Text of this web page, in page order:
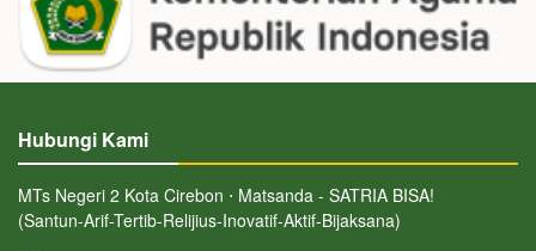
Hubungi Kami
MTs Negeri 2 Kota Cirebon ⋅ Matsanda - SATRIA BISA!
(Santun-Arif-Tertib-Relijius-Inovatif-Aktif-Bijaksana)